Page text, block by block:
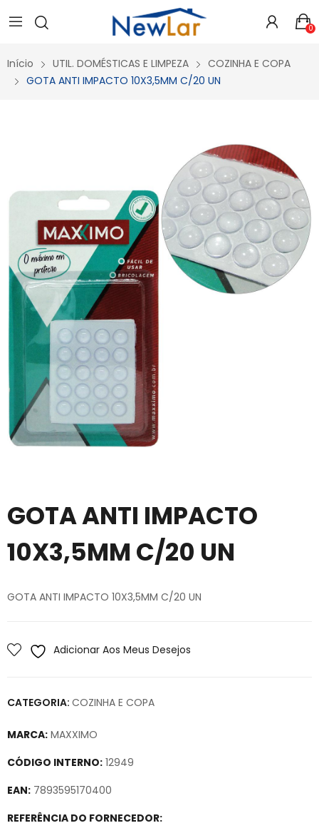
Secure crypto portfolio manager for desktops and mobile -
Visit Ledger Live
- easily manage, stake, and track assets. 0
Início UTIL. DOMÉSTICAS E LIMPEZA
COZINHA E COPA
GOTA ANTI IMPACTO 10X3,5MM C/20 UN
GOTA ANTI IMPACTO
10X3,5MM C/20 UN
GOTA ANTI IMPACTO 10X3,5MM C/20 UN
Adicionar Aos Meus Desejos
CATEGORIA: COZINHA E COPA
MARCA: MAXXIMO
CÓDIGO INTERNO: 12949
EAN: 7893595170400
REFERÊNCIA DO FORNECEDOR: